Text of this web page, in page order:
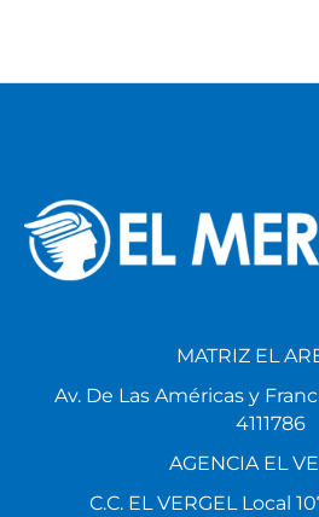
MATRIZ EL
Av. De Las Américas y
4111786
AGENCIA EL
C.C. EL VERGEL Local